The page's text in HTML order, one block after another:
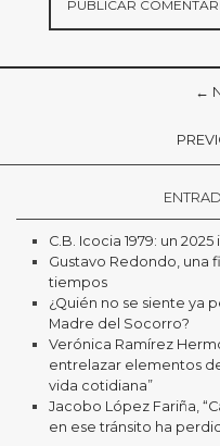
←
C.B. Icocia 1979: un
Gustavo Redondo, una
tiempos
¿Quién no se siente ya
Madre del Socorro?
Verónica Ramírez
entrelazar elementos
vida cotidiana”
Jacobo López Fariña,
en ese tránsito ha